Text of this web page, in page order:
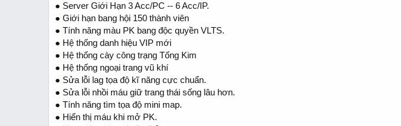
● Server Giới Hạn 3 Acc/PC -- 6 Acc/IP.
● Giới hạn bang hội 150 thành viên
● Tính năng màu PK bang độc quyền VLTS.
● Hệ thống danh hiệu VIP mới
● Hệ thống cày công trạng Tống Kim
● Hệ thống ngoại trang vũ khí
● Sửa lỗi lag tọa độ kĩ năng cực chuẩn.
● Sửa lỗi nhồi máu giữ trang thái sống lâu hơn.
● Tính năng tìm tọa độ mini map.
● Hiển thị máu khi mở PK.